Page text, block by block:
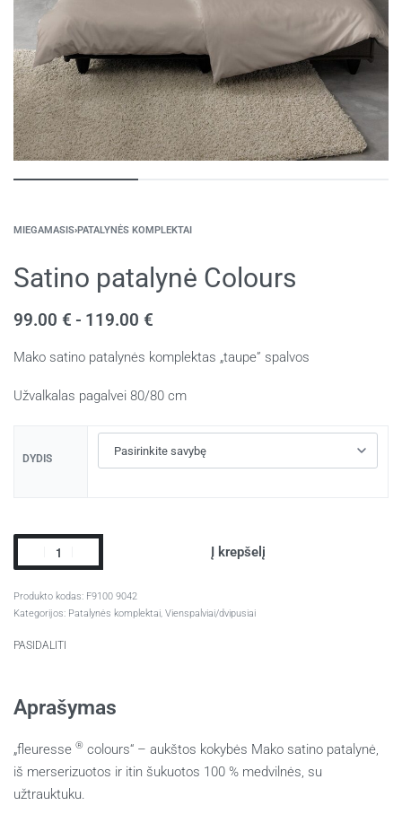
MIEGAMASIS›PATALYNĖS KOMPLEKTAI
Satino patalynė Colours
99.00 € 119.00 €
Mako satino patalynės komplektas „taupe” spalvos
Užvalkalas pagalvei 80/80 cm
DYDIS
Į krepšelį
F9100 9042
Kategorijos: Patalynės komplektai, Vienspalviai/dvipusiai
PASIDALITI
Aprašymas
„fleuresse ® colours“ – aukštos kokybės Mako satino patalynė,
iš merserizuotos ir itin šukuotos 100 % medvilnės, su
užtrauktuku.